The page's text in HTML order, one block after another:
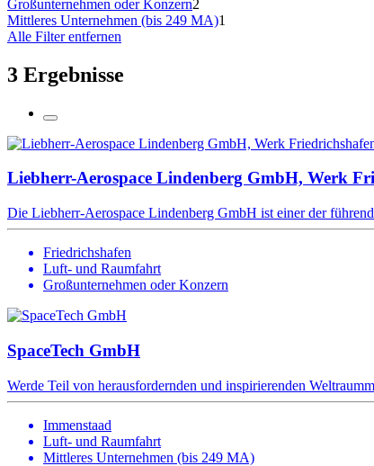
Großunternehmen oder Konzern2
Mittleres Unternehmen (bis 249 MA)1
Alle Filter entfernen
3 Ergebnisse
Liebherr-Aerospace Lindenberg GmbH, Werk
Die Liebherr-Aerospace Lindenberg GmbH ist einer der
Friedrichshafen
Luft- und Raumfahrt
Großunternehmen oder Konzern
SpaceTech GmbH
Werde Teil von herausfordernden und inspirierenden
Immenstaad
Luft- und Raumfahrt
Mittleres Unternehmen (bis 249 MA)